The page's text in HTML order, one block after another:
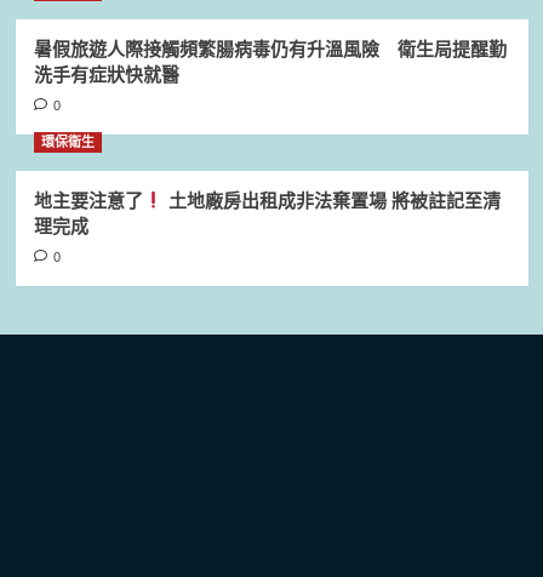
暑假旅遊人際接觸頻繁腸病毒仍有升溫風險 衛生局提醒勤
洗手有症狀快就醫
0
環保衛生
地主要注意了
土地廠房出租成非法棄置場 將被註記至清
理完成
0